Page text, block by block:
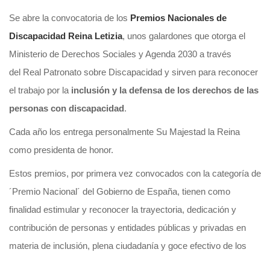
Se abre la convocatoria de los Premios Nacionales de
Discapacidad Reina Letizia, unos galardones que otorga el
Ministerio de Derechos Sociales y Agenda 2030 a través
del Real Patronato sobre Discapacidad y sirven para reconocer
el trabajo por la inclusión y la defensa de los derechos de las
personas con discapacidad.
Cada año los entrega personalmente Su Majestad la Reina
como presidenta de honor.
Estos premios, por primera vez convocados con la categoría de
´Premio Nacional´ del Gobierno de España, tienen como
finalidad estimular y reconocer la trayectoria, dedicación y
contribución de personas y entidades públicas y privadas en
materia de inclusión, plena ciudadanía y goce efectivo de los